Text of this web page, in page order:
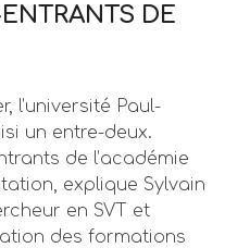
DE
l’université Paul-
un entre-deux.
de l’académie
explique Sylvain
en SVT et
des formations